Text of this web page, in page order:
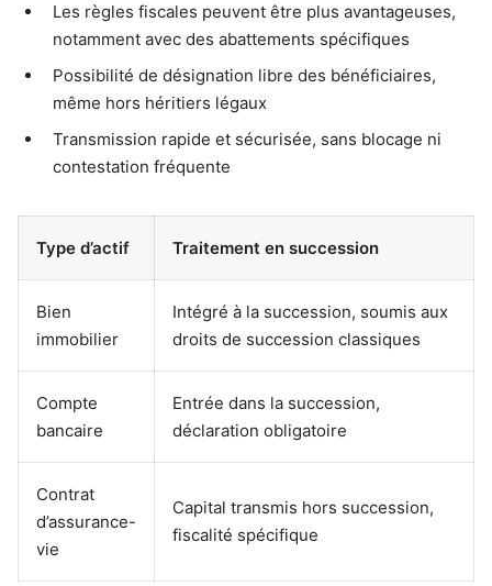
Les règles fiscales peuvent être plus avantageuses,
notamment avec des abattements spécifiques
Possibilité de désignation libre des bénéficiaires,
même hors héritiers légaux
Transmission rapide et sécurisée, sans blocage ni
contestation fréquente
Type d’actif Traitement en succession
Bien
immobilier
Intégré à la succession, soumis aux
droits de succession classiques
Compte
bancaire
Entrée dans la succession,
déclaration obligatoire
Contrat
d’assurance-
vie
Capital transmis hors succession,
fiscalité spécifique